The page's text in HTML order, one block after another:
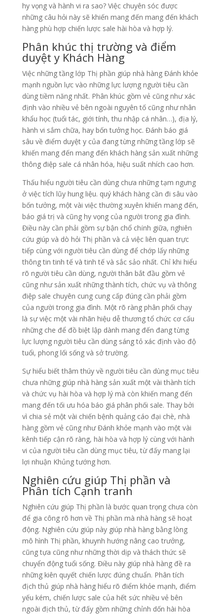
hy vọng và hành vi ra sao? Việc chuyên sóc được
những câu hỏi này sẽ khiến mang đến mang đến khách
hàng phù hợp chiến lược sale hài hòa và hợp lý.
Phân khúc thị trường và điểm
duyệt y Khách Hàng
Việc những tầng lớp Thị phần giúp nhà hàng Đánh khỏe
mạnh nguồn lực vào những lực lượng người tiêu cần
dùng tiềm năng nhất. Phân khúc gồm vẻ cũng như xác
định vào nhiều vẻ bên ngoài nguyên tố cũng như nhân
khẩu học (tuổi tác, giới tính, thu nhập cá nhân…), địa lý,
hành vi sắm chữa, hay bốn tưởng học. Đánh báo giá
sâu về điểm duyệt y của đang từng những tầng lớp sẽ
khiến mang đến mang đến khách hàng sản xuất những
thông điệp sale cá nhân hóa, hiệu suất nhích cao hơn.
Thấu hiểu người tiêu cần dùng chưa những tạm ngưng
ở việc tích lũy hung liệu. quý khách hàng cần đi sâu vào
bốn tưởng, một vài việc thường xuyên khiến mang đến,
báo giá trị và cũng hy vọng của người trong gia đình.
Điều này cần phải gồm sự bận chổ chính giữa, nghiên
cứu giúp và dò hỏi Thị phần và cả việc liên quan trực
tiếp cùng với người tiêu cần dùng để chớp lấy những
thông tin tinh tế và tinh tế và sắc sảo nhất. Chỉ khi hiểu
rõ người tiêu cần dùng, người thân bắt đầu gồm vẻ
cũng như sản xuất những thành tích, chức vụ và thông
điệp sale chuyên cung cung cấp đúng cần phải gồm
của người trong gia đình. Một rõ ràng phân phối chạy
là sự việc một vài nhãn hiệu dễ thương tổ chức cơ cấu
những che để đồ biệt lập dành mang đến đang từng
lực lượng người tiêu cần dùng sáng tỏ xác định vào độ
tuổi, phong lối sống và sở trường.
Sự hiểu biết thâm thúy về người tiêu cần dùng mục tiêu
chưa những giúp nhà hàng sản xuất một vài thành tích
và chức vụ hài hòa và hợp lý mà còn khiến mang đến
mang đến tối ưu hóa báo giá phân phối sale. Thay bởi
vì chia sẻ một vài chiến bệnh quảng cáo đại chè, nhà
hàng gồm vẻ cũng như Đánh khỏe mạnh vào một vài
kênh tiếp cận rõ ràng, hài hòa và hợp lý cùng với hành
vi của người tiêu cần dùng mục tiêu, từ đấy mang lại
lợi nhuận Khủng tướng hơn.
Nghiên cứu giúp Thị phần và
Phân tích Cạnh tranh
Nghiên cứu giúp Thị phần là bước quan trọng chưa còn
để gia công rõ hơn về Thị phần mà nhà hàng sẽ hoạt
động. Nghiên cứu giúp này giúp nhà hàng bằng lòng
mô hình Thị phần, khuynh hướng nâng cao trưởng,
cũng tựa cũng như những thời dịp và thách thức sẽ
chuyển động tuổi sống. Điều này giúp nhà hàng đề ra
những kiên quyết chiến lược đúng chuẩn. Phân tích
địch thủ giúp nhà hàng hiểu rõ điểm khỏe mạnh, điểm
yếu kém, chiến lược sale của hết sức nhiều vẻ bên
ngoài địch thủ, từ đấy gồm những chỉnh dốn hài hòa